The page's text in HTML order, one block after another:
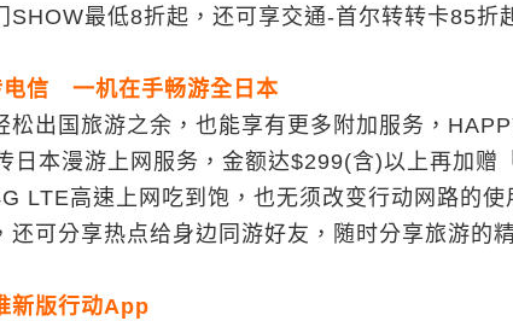
SHOW最低8折起，还可享交通-首尔转转卡85折
信 一机在手畅游全日本
国旅游之余，也能享有更多附加服务，
日本漫游上网服务，金额达$299(含)以上再加赠
LTE高速上网吃到饱，也无须改变行动网路的
还可分享热点给身边同游好友，随时分享旅游的
新版行动App